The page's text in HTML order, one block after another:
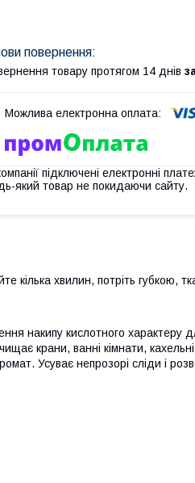
товару протягом 14 днів
підключені електронні
який товар не покидаючи сайту.
кілька хвилин, потріть губкою,
накипу кислотного характеру
крани, ванні кімнати,
Усуває непрозорі сліди і